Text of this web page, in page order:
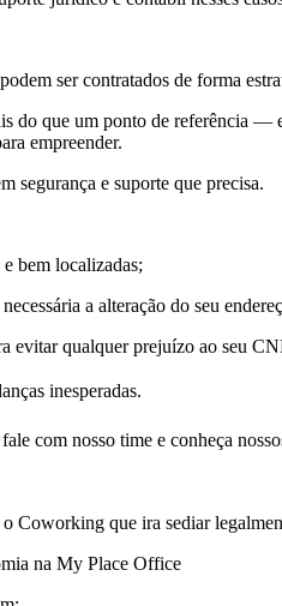
ser contratados de forma
do que um ponto de referência —
empreender.
segurança e suporte que precisa.
bem localizadas;
a alteração do seu
evitar qualquer prejuízo ao seu
inesperadas.
com nosso time e conheça
Coworking que ira sediar
na My Place Office